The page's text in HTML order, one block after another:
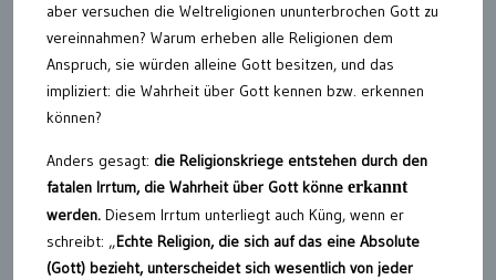
aber versuchen die Weltreligionen ununterbrochen Gott zu
vereinnahmen? Warum erheben alle Religionen dem
Anspruch, sie würden alleine Gott besitzen, und das
impliziert: die Wahrheit über Gott kennen bzw. erkennen
können?
Anders gesagt: die Religionskriege entstehen durch den
fatalen Irrtum, die Wahrheit über Gott könne erkannt
werden. Diesem Irrtum unterliegt auch Küng, wenn er
schreibt: „Echte Religion, die sich auf das eine Absolute
(Gott) bezieht, unterscheidet sich wesentlich von jeder